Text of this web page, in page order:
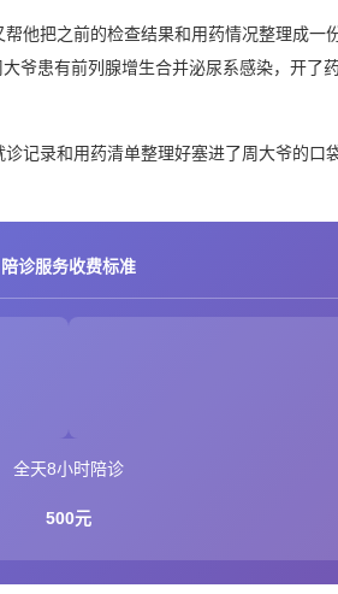
他把之前的检查结果和用药情况整理成
爷患有前列腺增生合并泌尿系感染，开了
记录和用药清单整理好塞进了周大爷的
陪诊服务收费标准
全天8小时陪诊
500元